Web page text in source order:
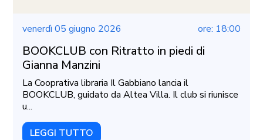
venerdì 05 giugno 2026 ore: 18:00
BOOKCLUB con Ritratto in piedi di
Gianna Manzini
La Cooprativa libraria Il Gabbiano lancia il
BOOKCLUB, guidato da Altea Villa. Il club si riunisce
u...
LEGGI TUTTO